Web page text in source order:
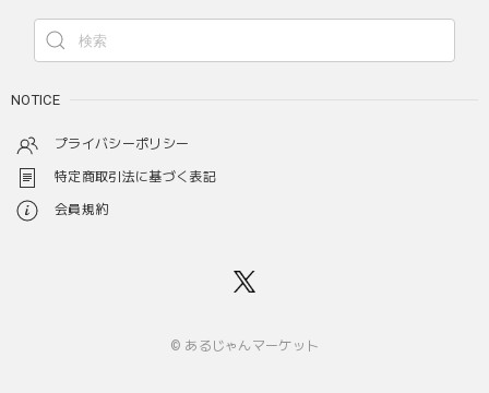
NOTICE
プライバシーポリシー
特定商取引法に基づく表記
会員規約
© あるじゃんマーケット